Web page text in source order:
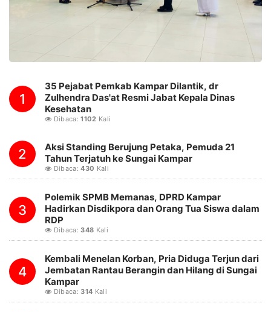
1
35 Pejabat Pemkab Kampar Dilantik, dr
Zulhendra Das'at Resmi Jabat Kepala Dinas
Kesehatan
Dibaca:1102 Kali
2
Aksi Standing Berujung Petaka, Pemuda 21
Tahun Terjatuh ke Sungai Kampar
Dibaca:430 Kali
3
Polemik SPMB Memanas, DPRD Kampar
Hadirkan Disdikpora dan Orang Tua Siswa dalam
RDP
Dibaca:348 Kali
4
Kembali Menelan Korban, Pria Diduga Terjun dari
Jembatan Rantau Berangin dan Hilang di Sungai
Kampar
Dibaca:314 Kali